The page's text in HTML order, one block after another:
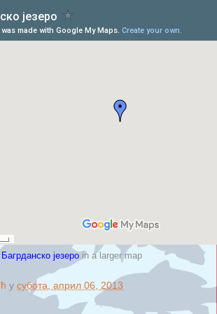
Багрданско језероin a larger map
у субота, април 06, 2013